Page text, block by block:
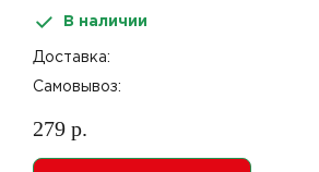
В наличии
Доставка:
Самовывоз:
279 р.